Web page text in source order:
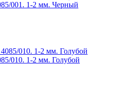
001. 1-2 мм. Черный
010. 1-2 мм. Голубой